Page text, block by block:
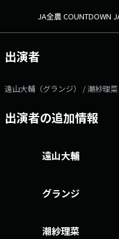
https://www.tfm.co.jp/
JA全農 COUNTDOWN
出演者
遠山大輔（グランジ） / 潮紗理
出演者の追加情報
遠山大輔
グランジ
潮紗理菜